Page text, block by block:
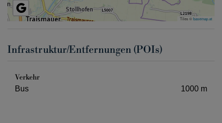
Tiles ©basemap.at
Infrastruktur/Entfernungen (POIs)
Verkehr
Bus 1000 m